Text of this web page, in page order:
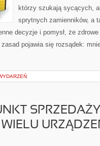
którzy szukają sycących,
sprytnych zamienników, a
decyzje i pomysł, że
pojawia się rozsądek:
SPRZEDAŻY